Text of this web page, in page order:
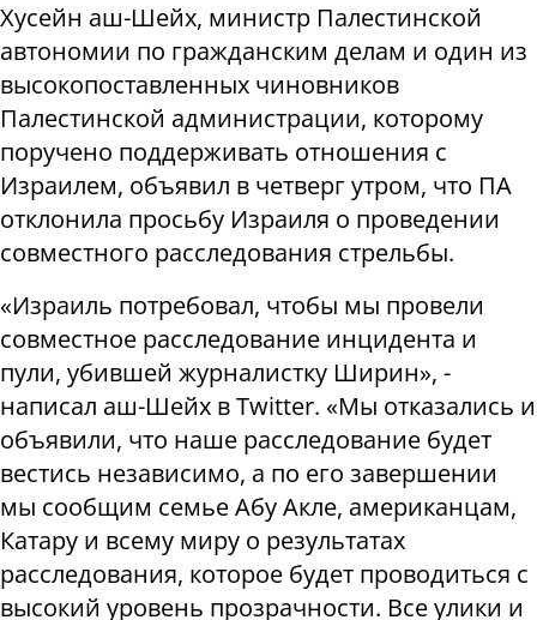
Хусейн аш-Шейх, министр Палестинской
автономии по гражданским делам и один из
высокопоставленных чиновников
Палестинской администрации, которому
поручено поддерживать отношения с
Израилем, объявил в четверг утром, что ПА
отклонила просьбу Израиля о проведении
совместного расследования стрельбы.
«Израиль потребовал, чтобы мы провели
совместное расследование инцидента и
пули, убившей журналистку Ширин», -
написал аш-Шейх в Twitter. «Мы отказались и
объявили, что наше расследование будет
вестись независимо, а по его завершении
мы сообщим семье Абу Акле, американцам,
Катару и всему миру о результатах
расследования, которое будет проводиться с
высокий уровень прозрачности. Все улики и